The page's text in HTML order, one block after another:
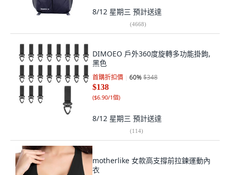
8/12 星期三 預計送達
(4668)
DIMOEO 戶外360度旋轉多功能掛鉤,
黑色
首購折扣價 60%$348
$138
($6.90/1個)
8/12 星期三 預計送達
(114)
motherlike 女款高支撐前拉鍊運動內
衣